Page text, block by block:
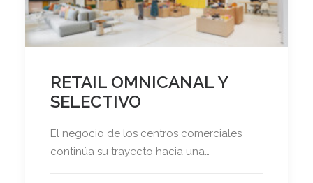
RETAIL OMNICANAL Y
SELECTIVO
El negocio de los centros comerciales
continúa su trayecto hacia una…